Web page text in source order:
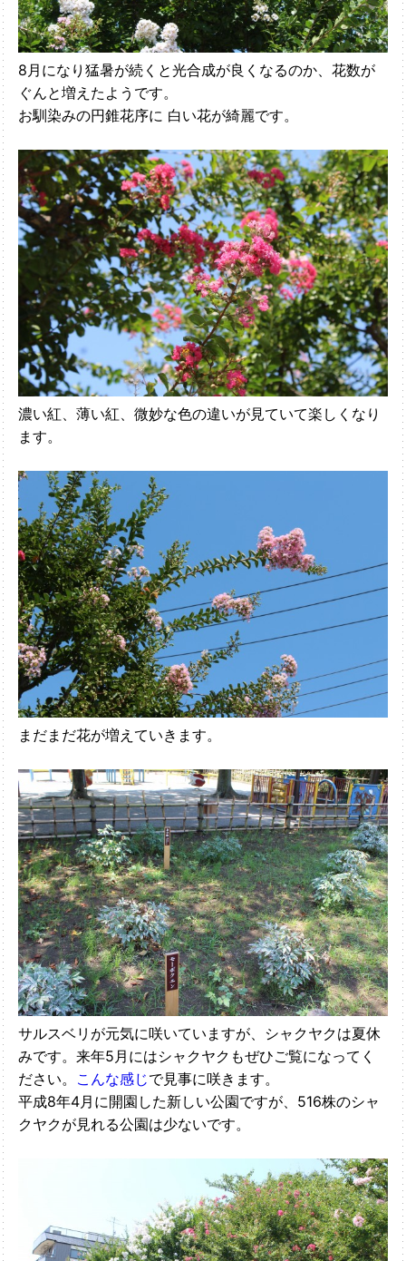
8月になり猛暑が続くと光合成が良くなるのか、花数が
ぐんと増えたようです。
お馴染みの円錐花序に 白い花が綺麗です。
濃い紅、薄い紅、微妙な色の違いが見ていて楽しくなり
ます。
まだまだ花が増えていきます。
サルスベリが元気に咲いていますが、シャクヤクは夏休
みです。来年5月にはシャクヤクもぜひご覧になってく
ださい。 こんな感じで見事に咲きます。
平成8年4月に開園した新しい公園ですが、516株のシャ
クヤクが見れる公園は少ないです。